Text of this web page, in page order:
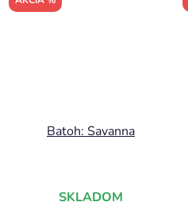
Batoh: Savanna
SKLADOM